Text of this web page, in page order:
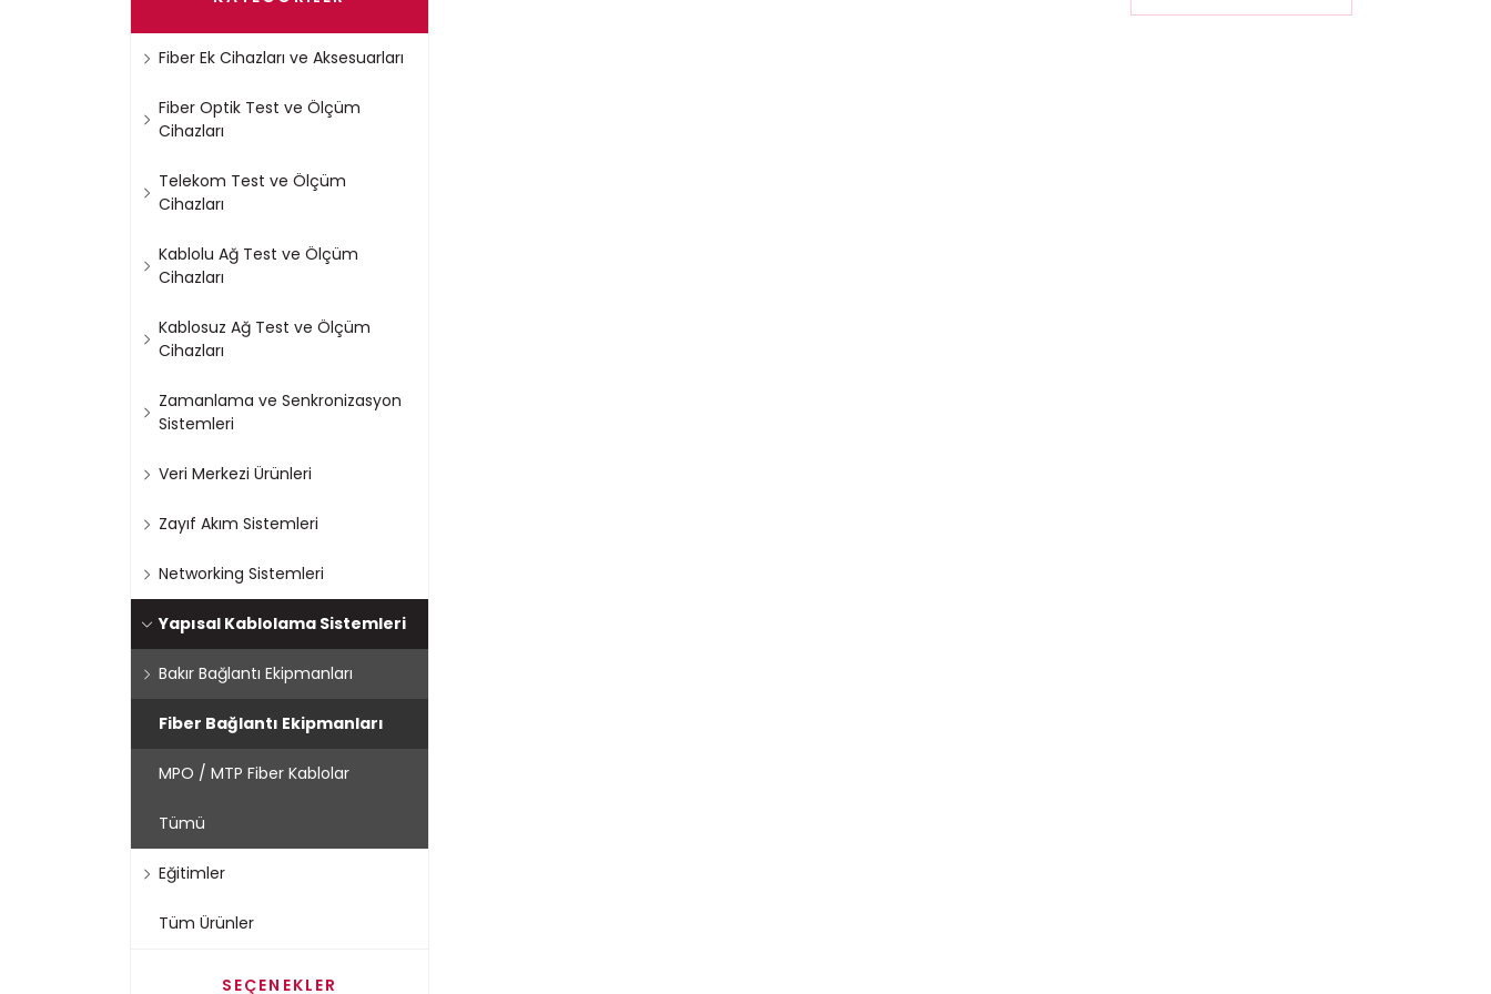
Fiber Ek Cihazları ve Aksesuarları
Fiber Optik Test ve Ölçüm
Cihazları
Telekom Test ve Ölçüm
Cihazları
Kablolu Ağ Test ve Ölçüm
Cihazları
Kablosuz Ağ Test ve Ölçüm
Cihazları
Zamanlama ve Senkronizasyon
Sistemleri
Veri Merkezi Ürünleri
Zayıf Akım Sistemleri
Networking Sistemleri
Yapısal Kablolama Sistemleri
Bakır Bağlantı Ekipmanları
Fiber Bağlantı Ekipmanları
MPO / MTP Fiber Kablolar
Tümü
Eğitimler
Tüm Ürünler
SEÇENEKLER